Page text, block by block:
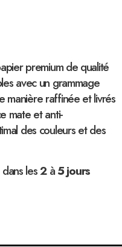
premium de qualité
avec un grammage
manière raffinée et livrés
mate et anti-
des couleurs et des
dans les2à5 jours